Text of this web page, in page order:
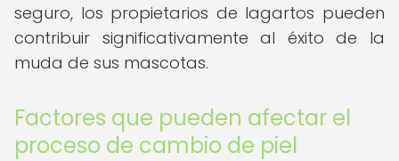
seguro, los propietarios de lagartos pueden
contribuir significativamente al éxito de la
muda de sus mascotas.
Factores que pueden afectar el
proceso de cambio de piel